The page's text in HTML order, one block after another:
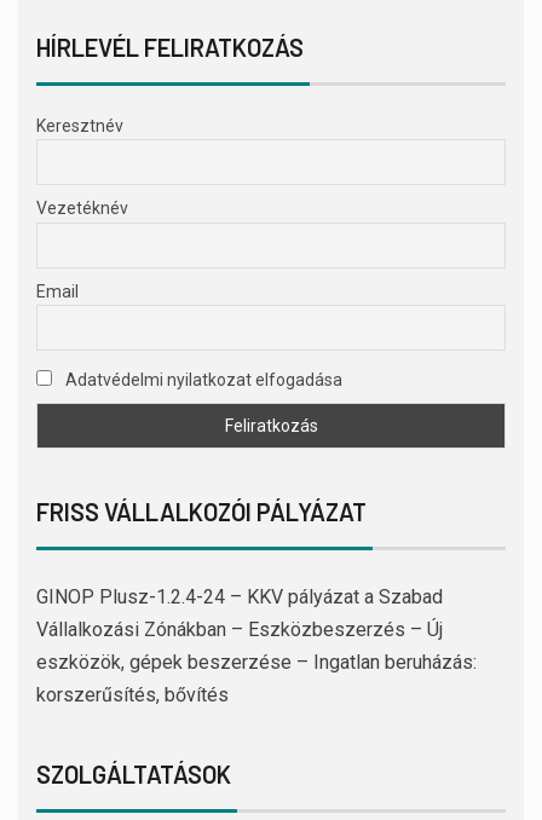
HÍRLEVÉL FELIRATKOZÁS
Keresztnév
Vezetéknév
Email
Adatvédelmi nyilatkozat elfogadása
FRISS VÁLLALKOZÓI PÁLYÁZAT
GINOP Plusz-1.2.4-24 – KKV pályázat a Szabad
Vállalkozási Zónákban – Eszközbeszerzés – Új
eszközök, gépek beszerzése – Ingatlan beruházás:
korszerűsítés, bővítés
SZOLGÁLTATÁSOK